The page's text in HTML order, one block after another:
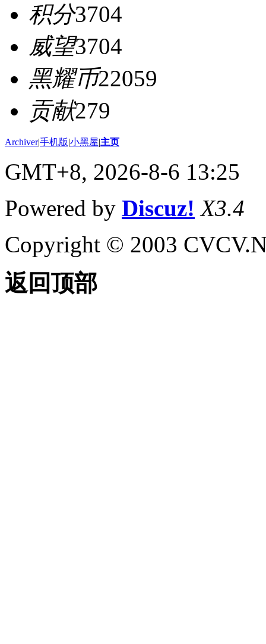
积分3704
威望3704
黑耀币22059
贡献279
Archiver|手机版|小黑屋|主页
GMT+8, 2026-8-6 13:25
Powered by Discuz! X3.4
Copyright © 2003
返回顶部